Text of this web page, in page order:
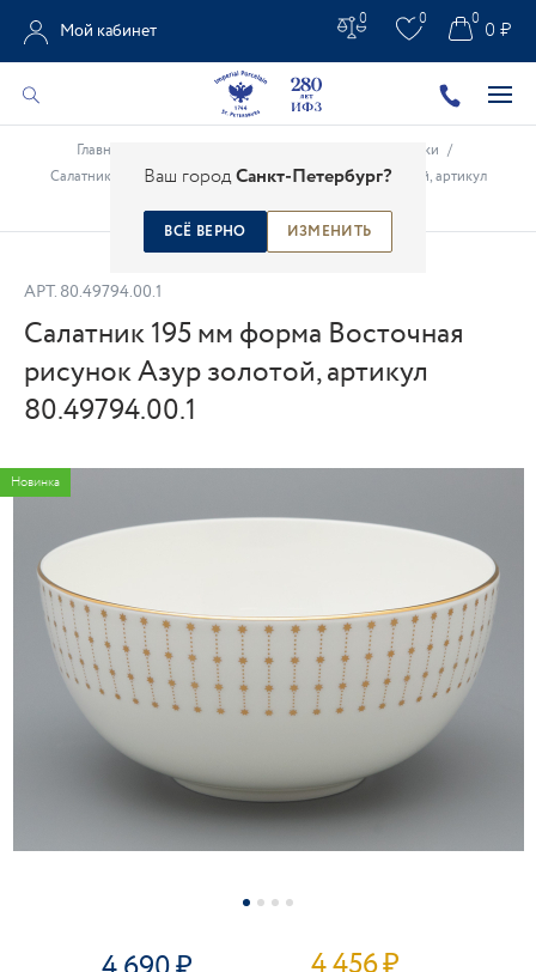
Ваш городСанкт-Петербург?
ВСЁ ВЕРНО ИЗМЕНИТЬ
Мой кабинет
0 0 0 ₽
0
Главная Салатники /
Салатник 195 мм форма Восточная рисунок Азур золотой, артикул
АРТ. 80.49794.00.1
Салатник 195 мм форма Восточная
рисунок Азур золотой, артикул
80.49794.00.1
Новинка